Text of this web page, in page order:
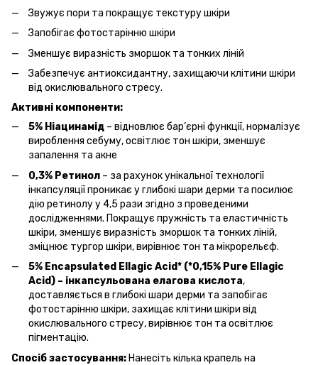
Звужує пори та покращує текстуру шкіри
Запобігає фотостарінню шкіри
Зменшує виразність зморшок та тонких ліній
Забезпечує антиоксидантну, захищаючи клітини шкіри
від окислювального стресу.
Активні компоненти:
5% Ніацинамід – відновлює бар’єрні функції, нормалізує
вироблення себуму, освітлює тон шкіри, зменшує
запалення та акне
0,3% Ретинол – за рахунок унікальної технології
інкапсуляції проникає у глибокі шари дерми та посилює
дію ретинолу у 4,5 рази згідно з проведеними
дослідженнями. Покращує пружність та еластичність
шкіри, зменшує виразність зморшок та тонких ліній,
зміцнює тургор шкіри, вирівнює тон та мікрорельєф.
5% Encapsulated Ellagic Acid* (*0,15% Pure Ellagic
Acid) – інкапсульована елагова кислота,
доставляється в глибокі шари дерми та запобігає
фотостарінню шкіри, захищає клітини шкіри від
окислювального стресу, вирівнює тон та освітлює
пігментацію.
Спосіб застосування: Нанесіть кілька крапель на